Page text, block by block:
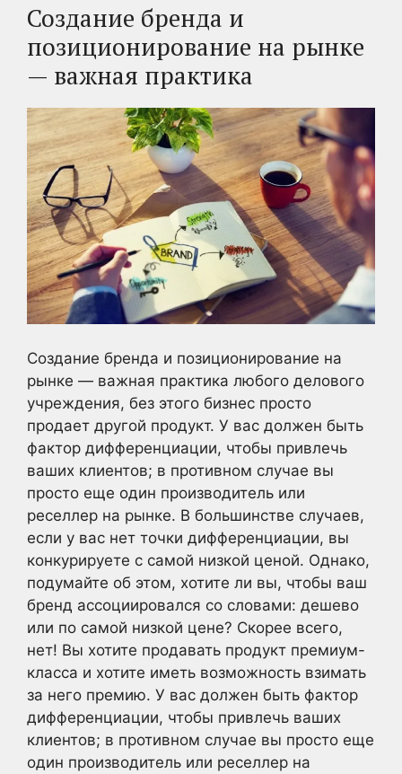
Создание бренда и
позиционирование на рынке
— важная практика
Создание бренда и позиционирование на
рынке — важная практика любого делового
учреждения, без этого бизнес просто
продает другой продукт. У вас должен быть
фактор дифференциации, чтобы привлечь
ваших клиентов; в противном случае вы
просто еще один производитель или
реселлер на рынке. В большинстве случаев,
если у вас нет точки дифференциации, вы
конкурируете с самой низкой ценой. Однако,
подумайте об этом, хотите ли вы, чтобы ваш
бренд ассоциировался со словами: дешево
или по самой низкой цене? Скорее всего,
нет! Вы хотите продавать продукт премиум-
класса и хотите иметь возможность взимать
за него премию. У вас должен быть фактор
дифференциации, чтобы привлечь ваших
клиентов; в противном случае вы просто еще
один производитель или реселлер на